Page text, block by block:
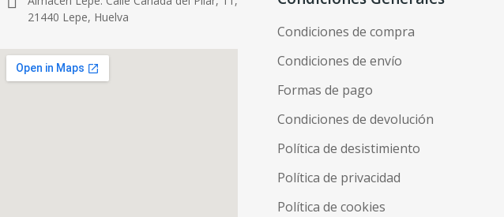
21440 Lepe, Huelva
Condiciones de compra
Condiciones de envío
Formas de pago
Condiciones de devolución
Política de desistimiento
Política de privacidad
Política de cookies